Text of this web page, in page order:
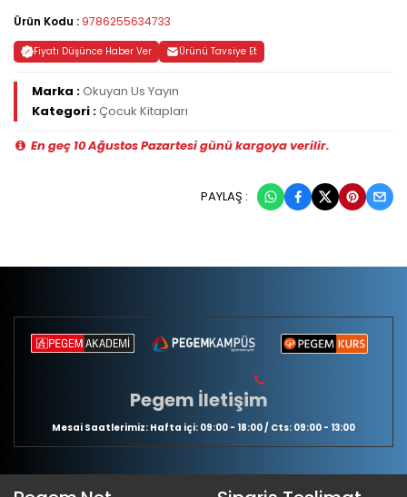
Ürün Kodu : 9786255634733
Fiyatı Düşünce Haber Ver Ürünü Tavsiye Et
Marka :Okuyan Us Yayın
Kategori :Çocuk Kitapları
En geç 10 Ağustos Pazartesi günü kargoya verilir.
PAYLAŞ :
Pegem İletişim
Mesai Saatlerimiz: Hafta içi: 09:00 - 18:00 / Cts: 09:00 - 13:00